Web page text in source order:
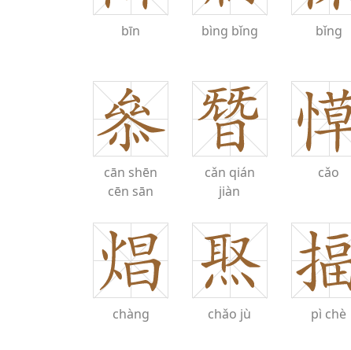
bīn bìng bǐng bǐng
cān shēn
cēn sān
cǎn qián
jiàn
cǎo
chàng chǎo jù pì chè